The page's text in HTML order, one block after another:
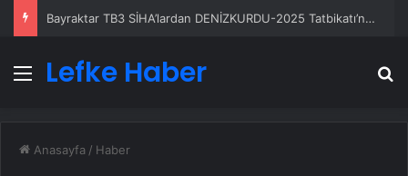
Bayraktar TB3 SİHA’lardan DENİZKURDU-2025 Tatbikatı’nda tam isabet
Menü
Lefke Haber
Anasayfa / Haber